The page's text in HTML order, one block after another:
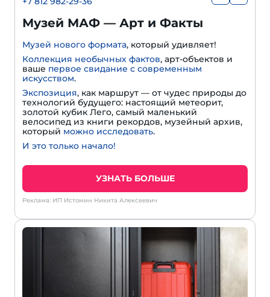
Музей МАФ — Арт и Факты
Музей нового формата, который удивляет!
Коллекция необычных фактов, арт-объектов и
ваше первое свидание с современным
искусством.
Экспозиция, как маршрут — от чудес природы до
технологий будущего: настоящий метеорит,
золотой кубик Лего, самый маленький
велосипед из книги рекордов, музейный архив,
который можно исследовать.
И это только начало!
УЗНАТЬ БОЛЬШЕ
Реклама: ИП Истомин Никита Алексеевич